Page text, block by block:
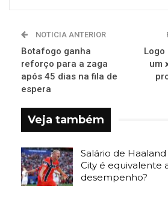
NOTICIA ANTERIOR
Botafogo ganha
reforço para a zaga
após 45 dias na fila de
espera
Logo
um
Veja também
Salário de
City é equivalente
desempenho?